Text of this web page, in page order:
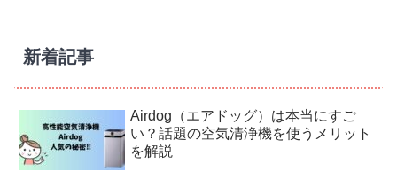
新着記事
Airdog（エアドッグ）は本当にすご
い？話題の空気清浄機を使うメリット
を解説